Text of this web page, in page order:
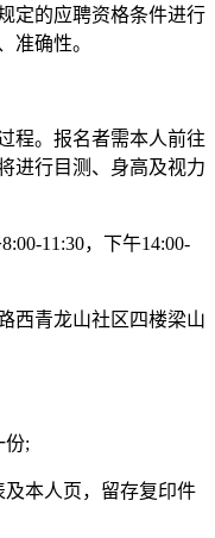
定的应聘资格条件进行
准确性。
程。报名者需本人前往
进行目测、身高及视力
11:30，下午14:00-
西青龙山社区四楼梁山
份;
本人页，留存复印件